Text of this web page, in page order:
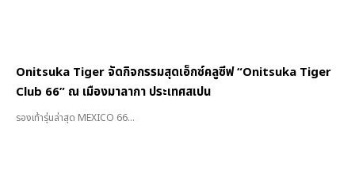
Onitsuka Tiger จัดกิจกรรมสุดเอ็กซ์คลูซีฟ “Onitsuka Tiger
Club 66” ณ เมืองมาลากา ประเทศสเปน
รองเท้ารุ่นล่าสุด MEXICO 66...